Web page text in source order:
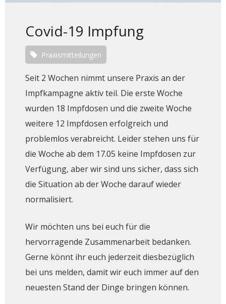
Covid-19 Impfung
Praxismitteilungen
Seit 2 Wochen nimmt unsere Praxis an der
Impfkampagne aktiv teil. Die erste Woche
wurden 18 Impfdosen und die zweite Woche
weitere 12 Impfdosen erfolgreich und
problemlos verabreicht. Leider stehen uns für
die Woche ab dem 17.05 keine Impfdosen zur
Verfügung, aber wir sind uns sicher, dass sich
die Situation ab der Woche darauf wieder
normalisiert.
Wir möchten uns bei euch für die
hervorragende Zusammenarbeit bedanken.
Gerne könnt ihr euch jederzeit diesbezüglich
bei uns melden, damit wir euch immer auf den
neuesten Stand der Dinge bringen können.